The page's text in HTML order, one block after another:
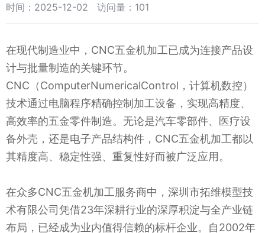
时间：2025-12-02 访问量：101
在现代制造业中，CNC五金机加工已成为连接产品设
计与批量制造的关键环节。
CNC（ComputerNumericalControl，计算机数控）
技术通过电脑程序精确控制加工设备，实现高精度、
高效率的五金零件制造。无论是汽车零部件、医疗设
备外壳，还是电子产品结构件，CNC五金机加工都以
其精度高、稳定性强、重复性好而被广泛应用。
在众多CNC五金机加工服务商中，深圳市拓维模型技
术有限公司凭借23年深耕行业的深厚积淀与全产业链
布局，已经成为业内值得信赖的标杆企业。自2002年